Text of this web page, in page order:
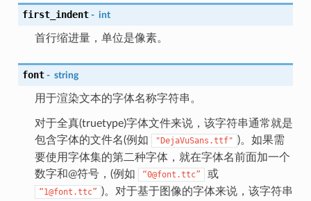
first_indent - int
首行缩进量，单位是像素。
font - string
用于渲染文本的字体名称字符串。
对于全真(truetype)字体文件来说，该字符串通常就是
包含字体的文件名(例如
"DejaVuSans.ttf" )。如果需
要使用字体集的第二种字体，就在字体名前面加一个
数字和@符号，(例如
“0@font.ttc” 或
“1@font.ttc” )。对于基于图像的字体来说，该字符串